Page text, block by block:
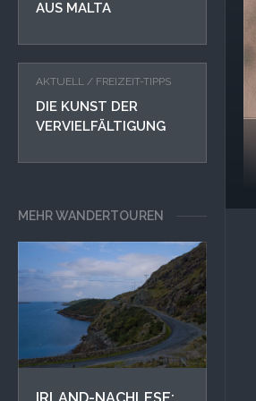
AUS MALTA
AKTUELL / FREIZEIT-TIPPS
DIE KUNST DER
VERVIELFÄLTIGUNG
MEHR WANDERTOUREN
IRLAND-NACHLESE: